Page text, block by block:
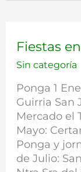
Fiestas
Sin categoría
Ponga 1
Guirria San
Mercado el
Mayo:
Ponga y
de Julio:
Fiestas
Amieva
Ponga